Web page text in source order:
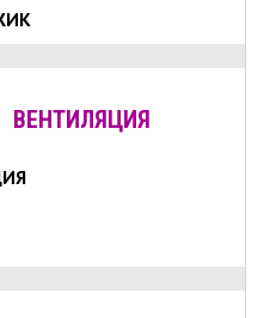
ВЕНТИЛЯЦИЯ